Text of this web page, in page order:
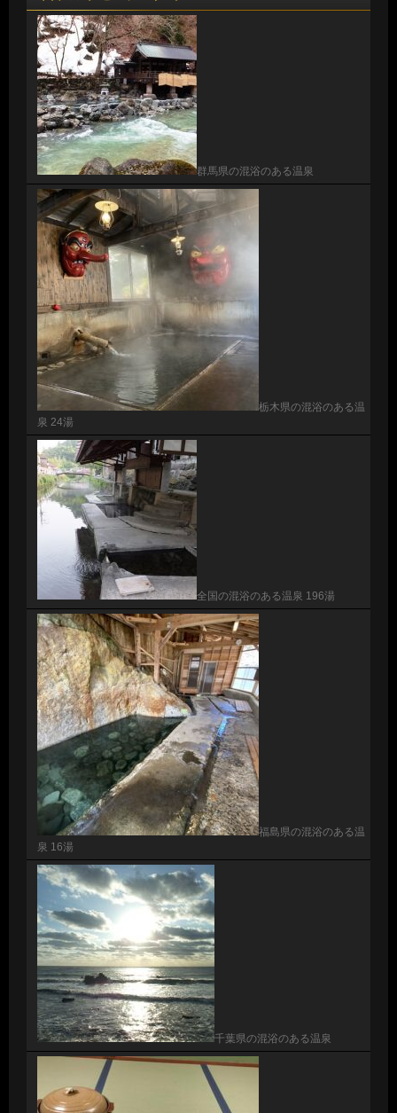
群馬県の混浴のある温泉
栃木県の混浴のある温
泉 24湯
全国の混浴のある温泉 196湯
福島県の混浴のある温
泉 16湯
千葉県の混浴のある温泉